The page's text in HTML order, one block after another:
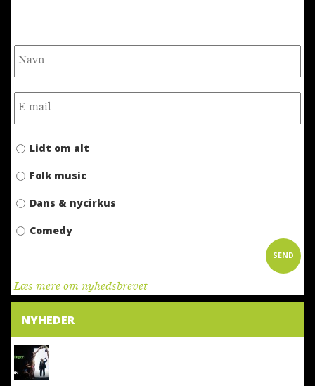
Lidt om alt
Folk music
Dans & nycirkus
Comedy
Læs mere om nyhedsbrevet
NYHEDER